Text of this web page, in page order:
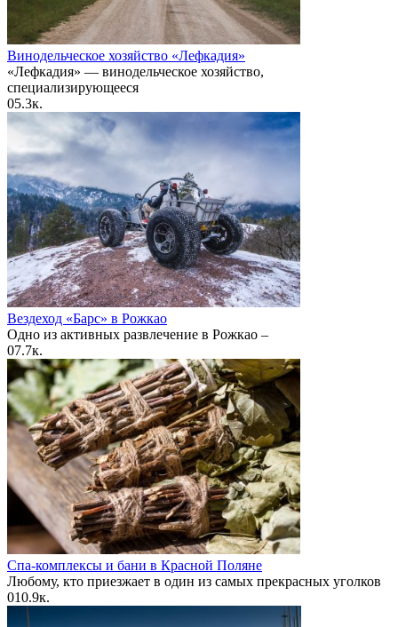
Винодельческое хозяйство «Лефкадия»
«Лефкадия» — винодельческое хозяйство,
специализирующееся
05.3к.
Вездеход «Барс» в Рожкао
Одно из активных развлечение в Рожкао –
07.7к.
Спа-комплексы и бани в Красной Поляне
Любому, кто приезжает в один из самых прекрасных уголков
010.9к.